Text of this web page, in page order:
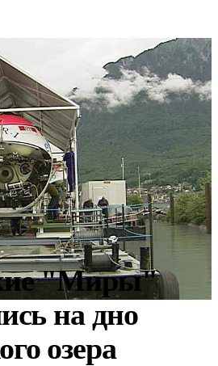
"Миры"
на дно
озера